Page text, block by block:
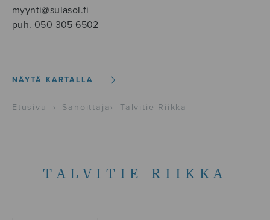
myynti@sulasol.fi
puh. 050 305 6502
NÄYTÄ KARTALLA
Etusivu › Sanoittaja › Talvitie Riikka
TALVITIE RIIKKA